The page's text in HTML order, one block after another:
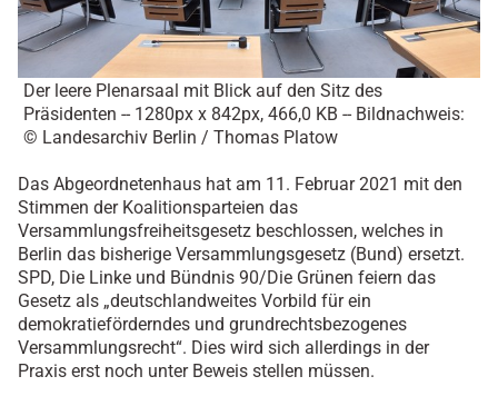
Der leere Plenarsaal mit Blick auf den Sitz des
Präsidenten -- 1280px x 842px, 466,0 KB -- Bildnachweis:
© Landesarchiv Berlin / Thomas Platow
Das Abgeordnetenhaus hat am 11. Februar 2021 mit den
Stimmen der Koalitionsparteien das
Versammlungsfreiheitsgesetz beschlossen, welches in
Berlin das bisherige Versammlungsgesetz (Bund) ersetzt.
SPD, Die Linke und Bündnis 90/Die Grünen feiern das
Gesetz als „deutschlandweites Vorbild für ein
demokratieförderndes und grundrechtsbezogenes
Versammlungsrecht“. Dies wird sich allerdings in der
Praxis erst noch unter Beweis stellen müssen.